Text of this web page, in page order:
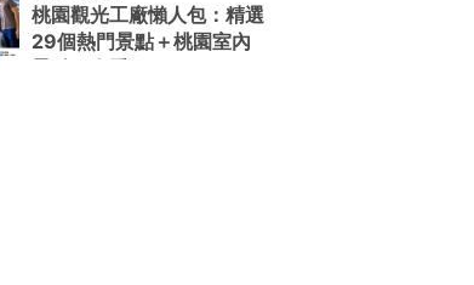
桃園觀光工廠懶人包：精選
29個熱門景點＋桃園室內
景點一次看！